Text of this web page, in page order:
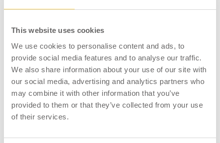
This website uses cookies
We use cookies to personalise content and ads, to
provide social media features and to analyse our traffic.
We also share information about your use of our site with
our social media, advertising and analytics partners who
may combine it with other information that you’ve
provided to them or that they’ve collected from your use
of their services.
Sittdynans mått är 257.2 x 38.1 mm.
LIKNANDE PRODUKTER